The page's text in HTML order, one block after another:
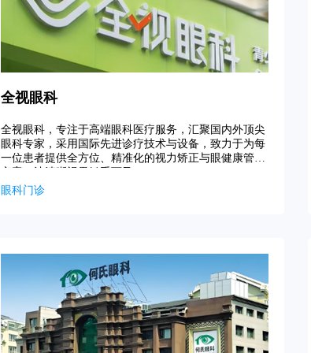
全视眼科
全视眼科，专注于高端眼科医疗服务，汇聚国内外顶尖
眼科专家，采用国际先进诊疗技术与设备，致力于为每
一位患者提供全方位、精准化的视力矫正与眼健康管理
眼科门诊